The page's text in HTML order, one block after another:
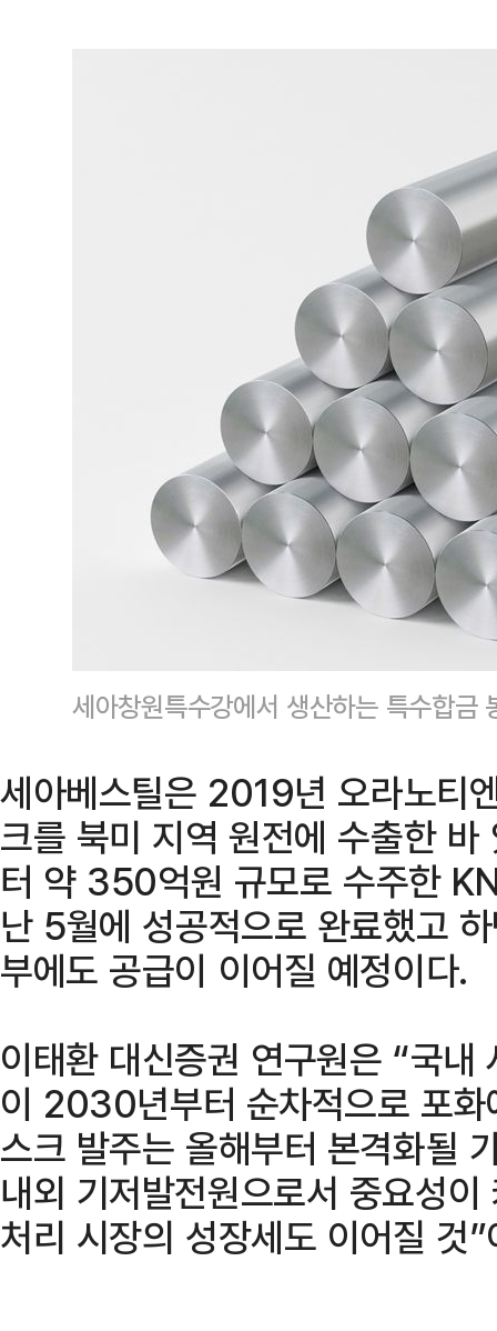
세아창원특수강에서 생산하는 특수합
세아베스틸은 2019년 오라노티
크를 북미 지역 원전에 수출한
터 약 350억원 규모로 수주한
난 5월에 성공적으로 완료했고
부에도 공급이 이어질 예정이다.
이태환 대신증권 연구원은 “국
이 2030년부터 순차적으로 포
스크 발주는 올해부터 본격화될
내외 기저발전원으로서 중요성
처리 시장의 성장세도 이어질 것